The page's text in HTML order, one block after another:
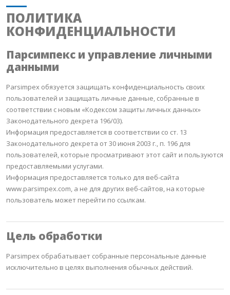
ПОЛИТИКА
КОНФИДЕНЦИАЛЬНОСТИ
Парсимпекс и управление личными
данными
Parsimpex обязуется защищать конфиденциальность своих
пользователей и защищать личные данные, собранные в
соответствии с новым «Кодексом защиты личных данных»
Законодательного декрета 196/03).
Информация предоставляется в соответствии со ст. 13
Законодательного декрета от 30 июня 2003 г., п. 196 для
пользователей, которые просматривают этот сайт и пользуются
предоставляемыми услугами.
Информация предоставляется только для веб-сайта
www.parsimpex.com, а не для других веб-сайтов, на которые
пользователь может перейти по ссылкам.
Цель обработки
Parsimpex обрабатывает собранные персональные данные
исключительно в целях выполнения обычных действий.